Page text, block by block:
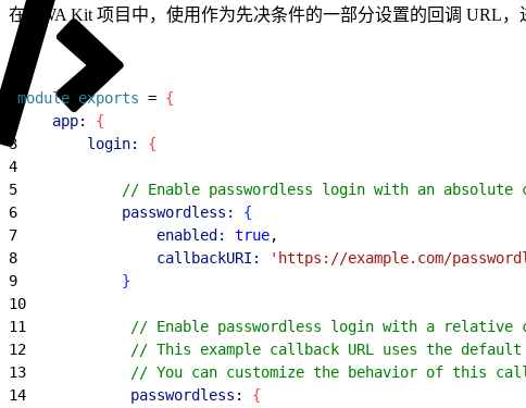
在 PWA Kit 项目中，使用作为先决条件的一部分设置的回调 URL，
module exports = {
    app:
{
3
        login:
{
4
5
// Enable passwordless login with an absolute
6
            passwordless:
{
7
                enabled:
true,
8
                callbackURI:
'https://example.com/
9
}
10
11
// Enable passwordless login with a relative
12
// This example callback URL uses the
13
// You can customize the behavior of this
14
            passwordless
: {